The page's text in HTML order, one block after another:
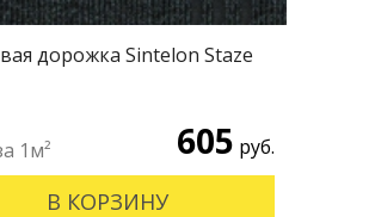
дорожка Sintelon Staze
605 руб.
В КОРЗИНУ